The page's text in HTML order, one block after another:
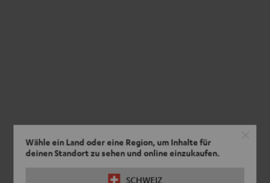
Wähle ein Land oder eine Region, um Inhalte für
deinen Standort zu sehen und online einzukaufen.
SCHWEIZ